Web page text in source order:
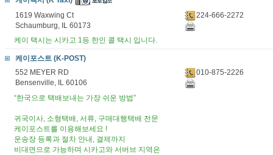
1619 Waxwing Ct
Schaumburg, IL 60173
224-666-2272
케이 택시는 시카고 1등 한인 콜 택시 입니다.
케이포스트 (K-POST)
552 MEYER RD
Bensenville, IL 60106
010-875-2226
“한국으로 택배보내는 가장 쉬운 방법”
귀국이사, 소형택배, 서류, 구매대행택배 전문
케이포스트를 이용해보세요 !
운송장 등록과 절차 안내, 결제까지
비대면으로 가능하며 시카고와 서버브 지역은